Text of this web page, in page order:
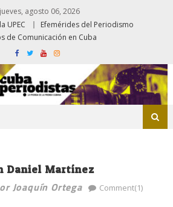
jueves, agosto 06, 2026
UPEC
Efemérides del Periodismo
de Comunicación en Cuba
Daniel Martínez
Joaquín Ortega Comment(1)